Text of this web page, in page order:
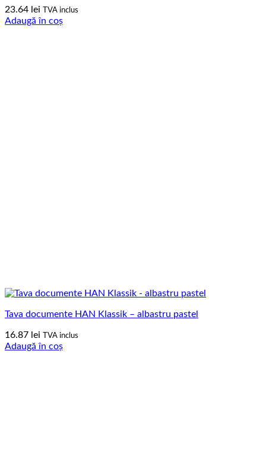
23.64 lei TVA inclus
Adaugă în coș
Tava documente HAN Klassik – albastru pastel
16.87 lei TVA inclus
Adaugă în coș